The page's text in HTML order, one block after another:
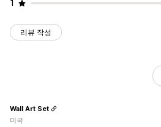
1
리뷰 작성
Wall Art Set
미국